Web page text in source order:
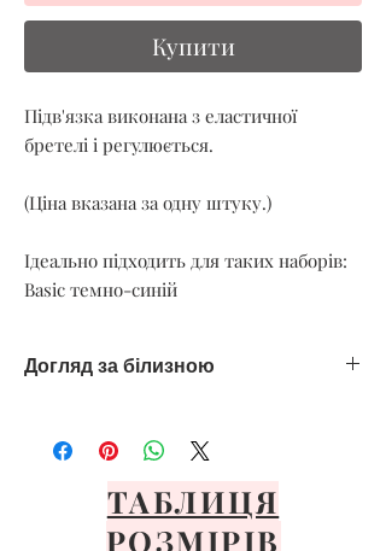
Купити
Підв'язка виконана з еластичної
бретелі і регулюється.
(Ціна вказана за одну штуку.)
Ідеально підходить для таких наборів:
Basic темно-синій
Догляд за білизною
Уникайте спеки
Сушити тільки на повітрі
Уникайте прямих сонячних променів
Розкладіть або повісьте на передню
ТАБЛИЦЯ
РОЗМІРІВ